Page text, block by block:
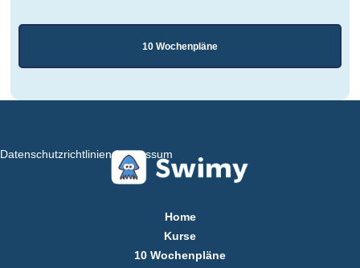
10 Wochenpläne
Datenschutzrichtlinien Impressum
Home
Kurse
10 Wochenpläne